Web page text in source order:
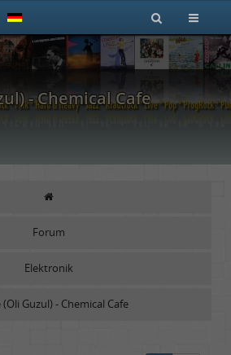
- Chemical Cafe
Forum
Elektronik
(Oli Guzul) - Chemical Cafe